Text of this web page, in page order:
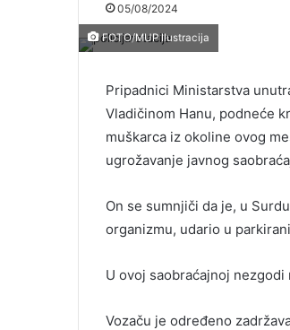
05/08/2024
FOTO/MUP Ilustracija
Pripadnici Ministarstva
Vladičinom Hanu, podneće
muškarca iz okoline ovog
ugrožavanje javnog
On se sumnjiči da je, u
organizmu, udario u
U ovoj saobraćajnoj
Vozaču je određeno